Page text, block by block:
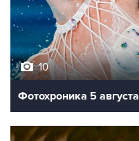
10
Фотохроника 5 августа